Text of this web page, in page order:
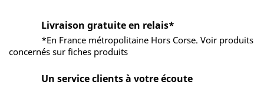
Livraison gratuite en relais*
*En France métropolitaine Hors Corse. Voir produits
concernés sur fiches produits
Un service clients à votre écoute